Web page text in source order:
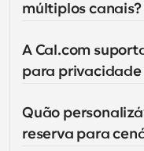
múltiplos canais?
A Cal.com
para privacidade
Quão
reserva para